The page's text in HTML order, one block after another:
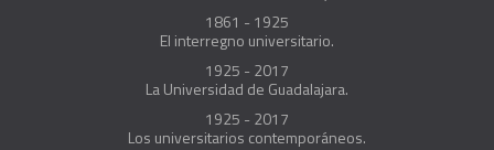
1861 - 1925
El interregno universitario.
1925 - 2017
La Universidad de Guadalajara.
1925 - 2017
Los universitarios contemporáneos.